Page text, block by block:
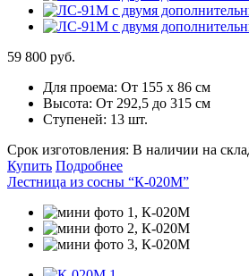
59 800 руб.
Для проема: От 155 х 86 см
Высота: От 292,5 до 315 см
Ступеней: 13 шт.
Срок изготовления: В наличии на
Купить Подробнее
Лестница из сосны “К-020М”